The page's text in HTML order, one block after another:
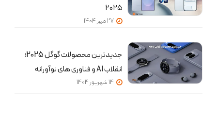
۲۰۲۵
27 مهر 1404
جدیدترین محصولات گوگل 2025؛
انقلاب AI و فناوری های نوآورانه